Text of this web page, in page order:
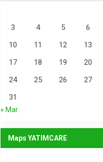
3
4 5 6
10
11 12 13
17
18 19 20
24
25 26 27
31
« Mar
Maps YATIMCARE